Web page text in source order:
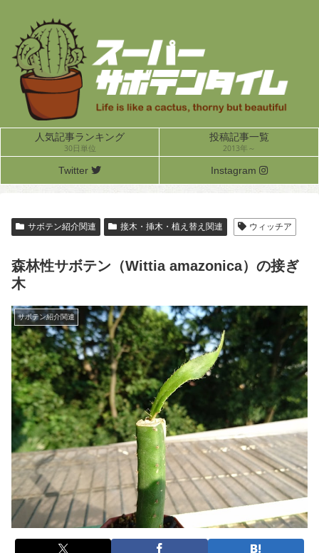
人気記事ランキング
30日単位
投稿記事一覧
2013年～
Twitter Instagram
サボテン紹介関連 接木・挿木・植え替え関連 ウィッチア
森林性サボテン（Wittia amazonica）の接ぎ
木
サボテン紹介関連